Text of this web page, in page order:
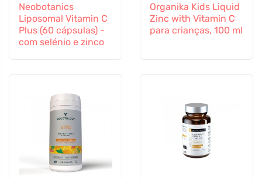
Neobotanics
Liposomal Vitamin C
Plus (60 cápsulas) -
com selénio e zinco
Organika Kids Liquid
Zinc with Vitamin C
para crianças, 100 ml